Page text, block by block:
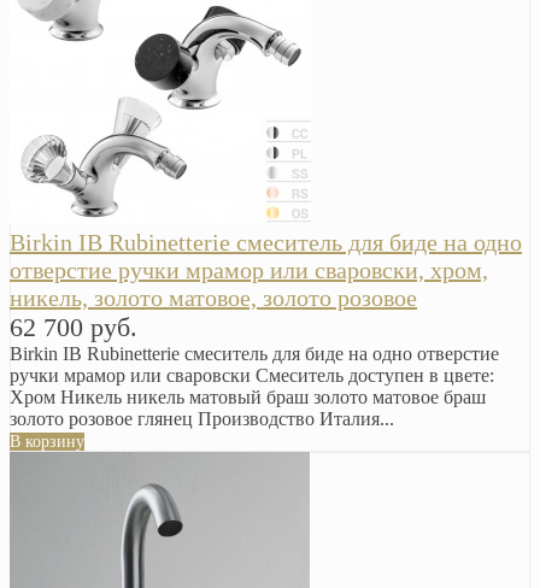
Birkin IB Rubinetterie смеситель для биде на одно
отверстие ручки мрамор или сваровски, хром,
никель, золото матовое, золото розовое
62 700 руб.
Birkin IB Rubinetterie смеситель для биде на одно отверстие
ручки мрамор или сваровски Смеситель доступен в цвете:
Хром Никель никель матовый браш золото матовое браш
золото розовое глянец Производство Италия...
В корзину